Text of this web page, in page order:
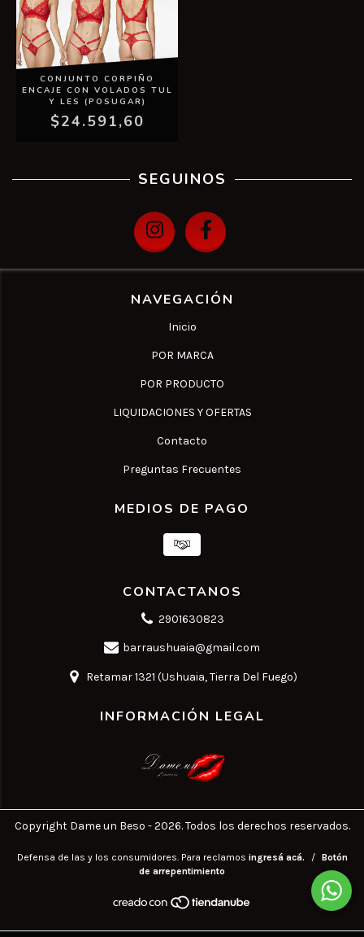
CONJUNTO CORPIÑO
ENCAJE CON VOLADOS TUL
Y LES (POSUGAR)
$24.591,60
SEGUINOS
NAVEGACIÓN
Inicio
POR MARCA
POR PRODUCTO
LIQUIDACIONES Y OFERTAS
Contacto
Preguntas Frecuentes
MEDIOS DE PAGO
CONTACTANOS
2901630823
barraushuaia@gmail.com
Retamar 1321 (Ushuaia, Tierra Del Fuego)
INFORMACIÓN LEGAL
Copyright Dame un Beso - 2026. Todos los derechos reservados.
Defensa de las y los consumidores. Para reclamos ingresá acá. /
Botón
de arrepentimiento